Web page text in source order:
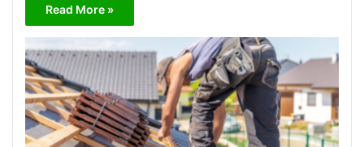
Read More »